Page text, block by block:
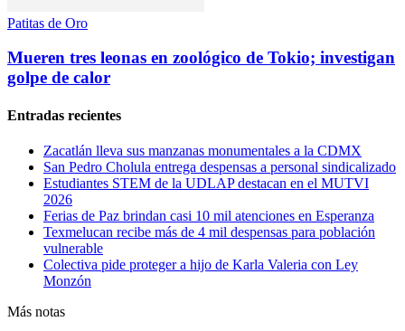
Patitas de Oro
Mueren tres leonas en zoológico de Tokio; investigan
golpe de calor
Entradas recientes
Zacatlán lleva sus manzanas monumentales a la CDMX
San Pedro Cholula entrega despensas a personal sindicalizado
Estudiantes STEM de la UDLAP destacan en el MUTVI
2026
Ferias de Paz brindan casi 10 mil atenciones en Esperanza
Texmelucan recibe más de 4 mil despensas para población
vulnerable
Colectiva pide proteger a hijo de Karla Valeria con Ley
Monzón
Más notas